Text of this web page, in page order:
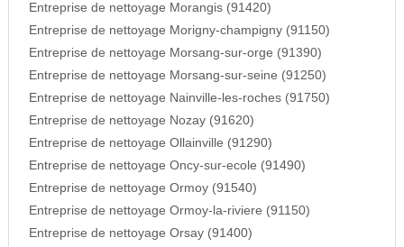
Entreprise de nettoyage Morangis (91420)
Entreprise de nettoyage Morigny-champigny (91150)
Entreprise de nettoyage Morsang-sur-orge (91390)
Entreprise de nettoyage Morsang-sur-seine (91250)
Entreprise de nettoyage Nainville-les-roches (91750)
Entreprise de nettoyage Nozay (91620)
Entreprise de nettoyage Ollainville (91290)
Entreprise de nettoyage Oncy-sur-ecole (91490)
Entreprise de nettoyage Ormoy (91540)
Entreprise de nettoyage Ormoy-la-riviere (91150)
Entreprise de nettoyage Orsay (91400)